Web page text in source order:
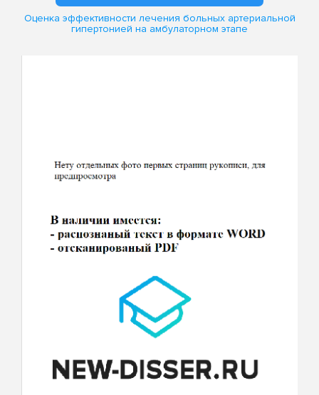
Оценка эффективности лечения больных артериальной
гипертонией на амбулаторном этапе